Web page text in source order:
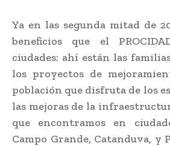
Ya en las segunda mitad de
beneficios que el
ciudades: ahí están las
los proyectos de
población que disfruta de los
las mejoras de la
que encontramos en
Campo Grande, Catanduva, y